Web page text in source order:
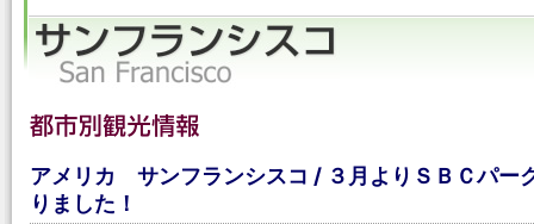
アメリカ サンフランシスコ / ３月よりＳＢＣパー
りました！